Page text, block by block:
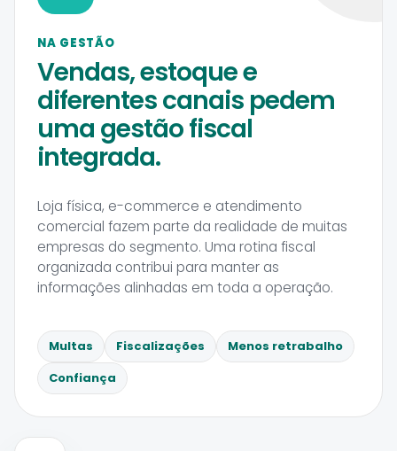
NA GESTÃO
Vendas, estoque e
diferentes canais pedem
uma gestão fiscal
integrada.
Loja física, e-commerce e atendimento
comercial fazem parte da realidade de muitas
empresas do segmento. Uma rotina fiscal
organizada contribui para manter as
informações alinhadas em toda a operação.
Multas Fiscalizações
Menos retrabalho
Confiança